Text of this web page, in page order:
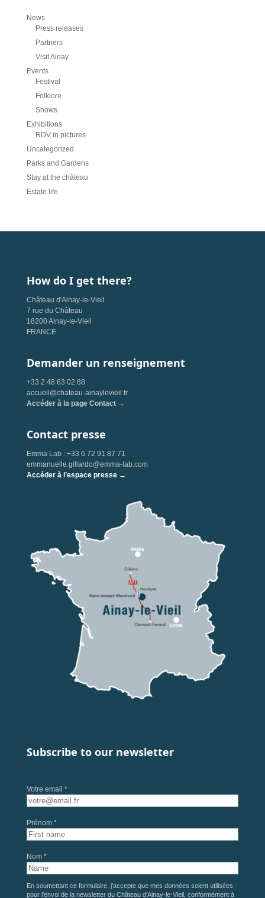
News
Press releases
Partners
Visit Ainay
Events
Festival
Folklore
Shows
Exhibitions
RDV in pictures
Uncategorized
Parks and Gardens
Stay at the château
Estate life
How do I get there?
Château d'Ainay-le-Vieil
7 rue du Château
18200 Ainay-le-Vieil
FRANCE
Demander un renseignement
+33 2 48 63 02 88
accueil@chateau-ainaylevieil.fr
Accéder à la page Contact →
Contact presse
Emma Lab : +33 6 72 91 87 71
emmanuelle.gillardo@emma-lab.com
Accéder à l’espace presse →
Subscribe to our newsletter
Votre email *
Prénom *
Nom *
En soumettant ce formulaire, j'accepte que mes données soient utilisées
pour l'envoi de la newsletter du Château d'Ainay-le-Vieil, conformément à